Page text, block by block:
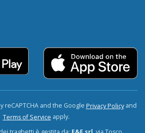
reCAPTCHA and the Google Privacy Policyand
Terms of Service apply.